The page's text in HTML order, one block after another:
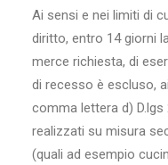
Ai sensi e nei limiti di
diritto, entro 14 giorni
merce richiesta, di
di recesso è escluso,
comma lettera d)
realizzati su misura
(quali ad esempio